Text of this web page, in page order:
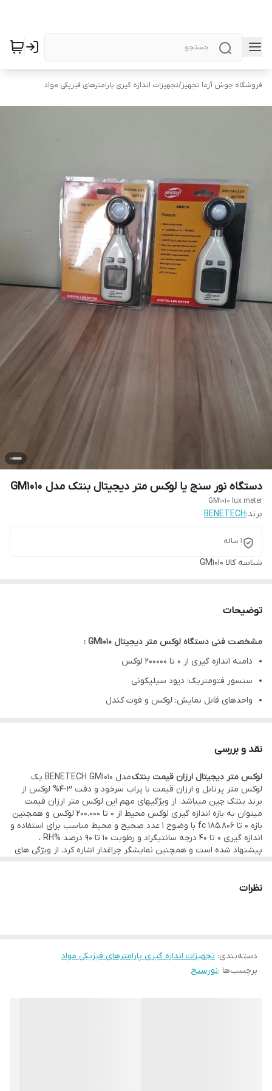
فروشگاه جوش آزما تجهیز/تجهیزات اندازه گیری پارامترهای فیزیکی مواد
دستگاه نور سنج یا لوکس متر دیجیتال بنتک مدل GM1010
GM1010 lux meter
برند:BENETECH
1 ساله
شناسه کالا GM1010
توضیحات
مشخصت فنی دستگاه لوکس متر دیجیتال GM1010 :
دامنه اندازه گیری از 0 تا 200000 لوکس
سنسور فتومتریک: دیود سیلیکونی
واحدهای قابل نمایش: لوکس و فوت کندل
نقد و بررسی
لوکس متر دیجیتال ارزان قیمت بنتک
مدل BENETECH GM1010 یک
لوکس متر پرتابل و ارزان قیمت با پراب سرخود و دقت 3-4% لوکس از
برند بنتک چین میباشد. از ویژگیهای مهم این لوکس متر ارزان قیمت
میتوان به بازه اندازه گیری لوکس محیط از 0 تا 200.000 لوکس و همچنین
بازه 0 تا 185.806 fc با وضوح 1 عدد صحیح و محیط مناسب برای استفاده و
اندازه گیری 0 تا 40 درجه سانتیگراد و رطوبت 10 تا 90 درصد %RH ،
پیشنهاد شده است و همچنین نمایشگر چراغدار اشاره کرد. از ویژگی های
کرد.
نظرات
دسته‌بندی: تجهیزات اندازه گیری پارامترهای فیزیکی مواد
برچسب‌ها :نورسنج